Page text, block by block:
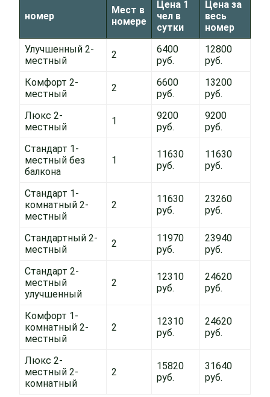
номер
Мест в
номере
Цена 1
чел в
сутки
Цена за
весь
номер
Улучшенный 2-
местный
2
6400
руб.
12800
руб.
Комфорт 2-
местный
2
6600
руб.
13200
руб.
Люкс 2-
местный
1
9200
руб.
9200
руб.
Стандарт 1-
местный без
балкона
1
11630
руб.
11630
руб.
Стандарт 1-
комнатный 2-
местный
2
11630
руб.
23260
руб.
Стандартный 2-
местный
2
11970
руб.
23940
руб.
Стандарт 2-
местный
улучшенный
2
12310
руб.
24620
руб.
Комфорт 1-
комнатный 2-
местный
2
12310
руб.
24620
руб.
Люкс 2-
местный 2-
комнатный
2
15820
руб.
31640
руб.